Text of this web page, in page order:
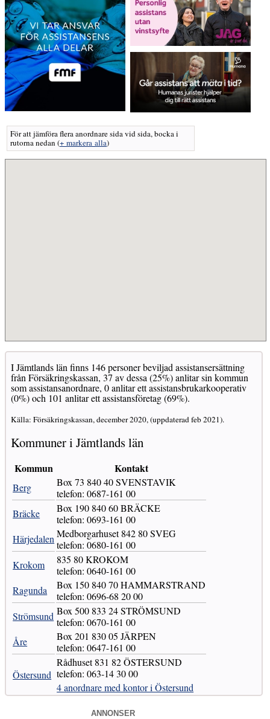
För att jämföra flera anordnare sida vid sida, bocka i
rutorna nedan(+ markera alla)
I Jämtlands län finns 146 personer beviljad assistansersättning
från Försäkringskassan, 37 av dessa (25%) anlitar sin kommun
som assistansanordnare, 0 anlitar ett assistansbrukarkooperativ
(0%) och 101 anlitar ett assistansföretag (69%).
Källa: Försäkringskassan, december 2020, (uppdaterad feb 2021).
Kommuner i Jämtlands län
Kommun Kontakt
Berg
Box 73 840 40 SVENSTAVIK
telefon: 0687-161 00
Bräcke
Box 190 840 60 BRÄCKE
telefon: 0693-161 00
Härjedalen Medborgarhuset 842 80 SVEG
telefon: 0680-161 00
Krokom
835 80 KROKOM
telefon: 0640-161 00
Ragunda
Box 150 840 70 HAMMARSTRAND
telefon: 0696-68 20 00
Strömsund Box 500 833 24 STRÖMSUND
telefon: 0670-161 00
Åre
Box 201 830 05 JÄRPEN
telefon: 0647-161 00
Östersund
Rådhuset 831 82 ÖSTERSUND
telefon: 063-14 30 00
4 anordnare med kontor i Östersund
ANNONSER